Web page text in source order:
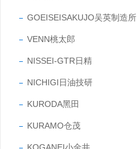
GOEISEISAKUJO吴英制造所
VENN桃太郎
NISSEI-GTR日精
NICHIGI日油技研
KURODA黑田
KURAMO仓茂